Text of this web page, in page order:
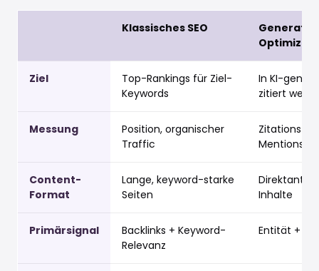
Klassisches SEO
Ziel
Top-Rankings für Ziel-
Keywords
In KI-
zitiert
Messung
Position, organischer
Traffic
Mentions
Content-
Format
Lange, keyword-starke
Seiten
Inhalte
Primärsignal
Backlinks + Keyword-
Relevanz
Entität +